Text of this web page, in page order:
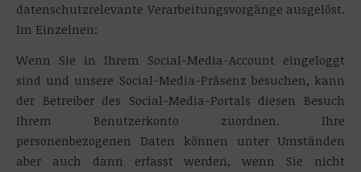
datenschutzrelevante Verarbeitungsvorgänge ausgelöst.
Im Einzelnen:
Wenn Sie in Ihrem Social-Media-Account eingeloggt
sind und unsere Social-Media-Präsenz besuchen, kann
der Betreiber des Social-Media-Portals diesen Besuch
Ihrem Benutzerkonto zuordnen. Ihre
personenbezogenen Daten können unter Umständen
aber auch dann erfasst werden, wenn Sie nicht